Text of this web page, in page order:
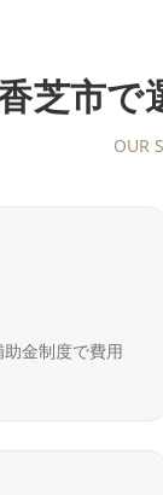
芝市で
OUR
金制度で費用